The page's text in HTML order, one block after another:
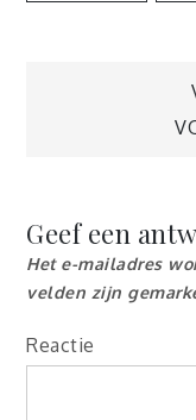
Geef een
Het e-mailadres
velden zijn
Reactie